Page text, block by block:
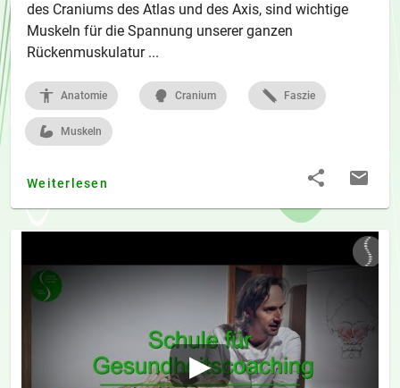
des Craniums des Atlas und des Axis, sind wichtige
Muskeln für die Spannung unserer ganzen
Rückenmuskulatur ...
Anatomie Cranium Faszie
Muskeln
Weiterlesen